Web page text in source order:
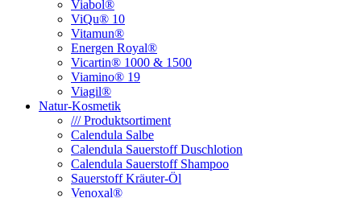
Viabol®
ViQu® 10
Vitamun®
Energen Royal®
Vicartin® 1000 & 1500
Viamino® 19
Viagil®
Natur-Kosmetik
/// Produktsortiment
Calendula Salbe
Calendula Sauerstoff Duschlotion
Calendula Sauerstoff Shampoo
Sauerstoff Kräuter-Öl
Venoxal®